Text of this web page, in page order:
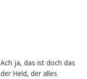
ja, das ist doch das
Held, der alles